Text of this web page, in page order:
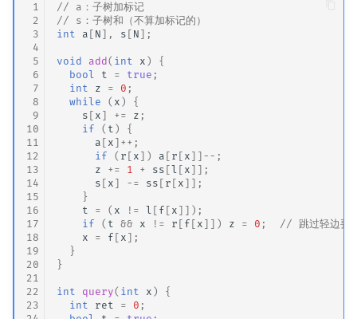
1
2
3
4
5
6
7
8
9
10
11
12
13
14
15
16
17
18
19
20
21
22
23
// a：子树加标记
// s：子树和（不算加标记的）
int
a [ N ], s [ N ];
void add( int x )
{
bool
t = true ;
int
z = 0 ;
while
( x )
{
s [ x ] += z ;
if
( t )
{
a [ x ] ++ ;
if
( r [ x ]) a [ r [ x ]] -- ;
z
+= 1 + ss [l [ x ]];
s [ x ] -= ss [ r [ x ]];
}
t
= ( x != l [ f [ x ]]);
if
( t && x != r [ f [ x ]]) z = 0 ;
// 跳过轻边要
x
= f [ x ];
}
}
int query( int x )
{
int
ret = 0 ;